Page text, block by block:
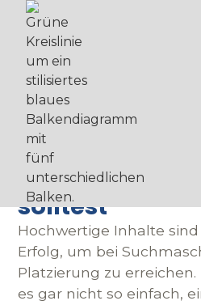
Cloaking
Cloaking: Was
warum du
solltest
Hochwertige Inhalte
Erfolg, um bei
Platzierung zu
es gar nicht so einfach,